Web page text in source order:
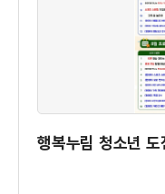
행복누림 청소년